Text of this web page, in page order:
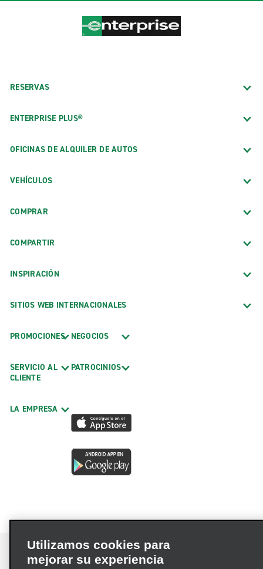
RESERVAS
ENTERPRISE PLUS®
OFICINAS DE ALQUILER DE AUTOS
VEHÍCULOS
COMPRAR
COMPARTIR
INSPIRACIÓN
SITIOS WEB INTERNACIONALES
PROMOCIONES
SERVICIO AL
CLIENTE
LA EMPRESA
NEGOCIOS
PATROCINIOS
Utilizamos cookies para
mejorar su experiencia